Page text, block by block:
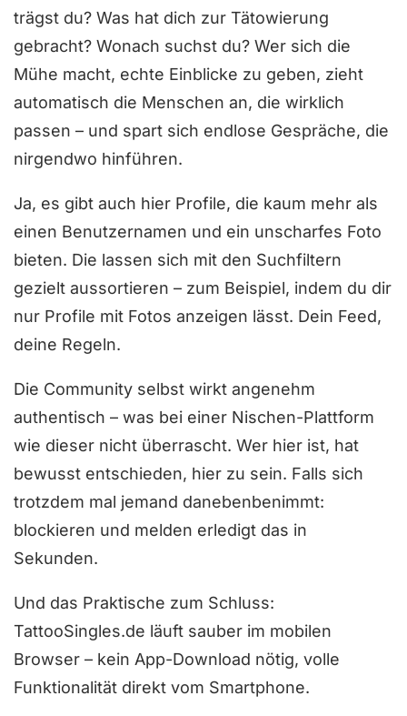
trägst du? Was hat dich zur Tätowierung
gebracht? Wonach suchst du? Wer sich die
Mühe macht, echte Einblicke zu geben, zieht
automatisch die Menschen an, die wirklich
passen – und spart sich endlose Gespräche, die
nirgendwo hinführen.
Ja, es gibt auch hier Profile, die kaum mehr als
einen Benutzernamen und ein unscharfes Foto
bieten. Die lassen sich mit den Suchfiltern
gezielt aussortieren – zum Beispiel, indem du dir
nur Profile mit Fotos anzeigen lässt. Dein Feed,
deine Regeln.
Die Community selbst wirkt angenehm
authentisch – was bei einer Nischen-Plattform
wie dieser nicht überrascht. Wer hier ist, hat
bewusst entschieden, hier zu sein. Falls sich
trotzdem mal jemand danebenbenimmt:
blockieren und melden erledigt das in
Sekunden.
Und das Praktische zum Schluss:
TattooSingles.de läuft sauber im mobilen
Browser – kein App-Download nötig, volle
Funktionalität direkt vom Smartphone.